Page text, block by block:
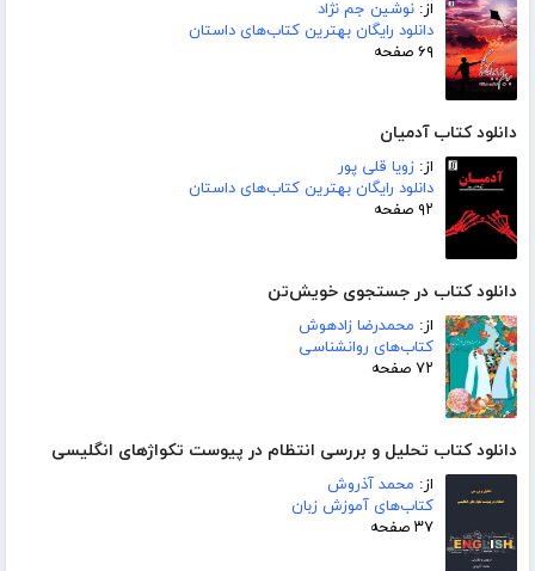
از: نوشین جم نژاد
دانلود رایگان بهترین کتاب‌های داستان
۶۹ صفحه
دانلود کتاب آدمیان
از: زویا قلی پور
دانلود رایگان بهترین کتاب‌های داستان
۹۲ صفحه
دانلود کتاب در جستجوی خویش‌تن
از: محمدرضا زادهوش
کتاب‌های روانشناسی
۷۲ صفحه
دانلود کتاب تحلیل و بررسی انتظام در پیوست تکواژهای انگلیسی
از: محمد آذروش
کتاب‌های آموزش زبان
۳۷ صفحه